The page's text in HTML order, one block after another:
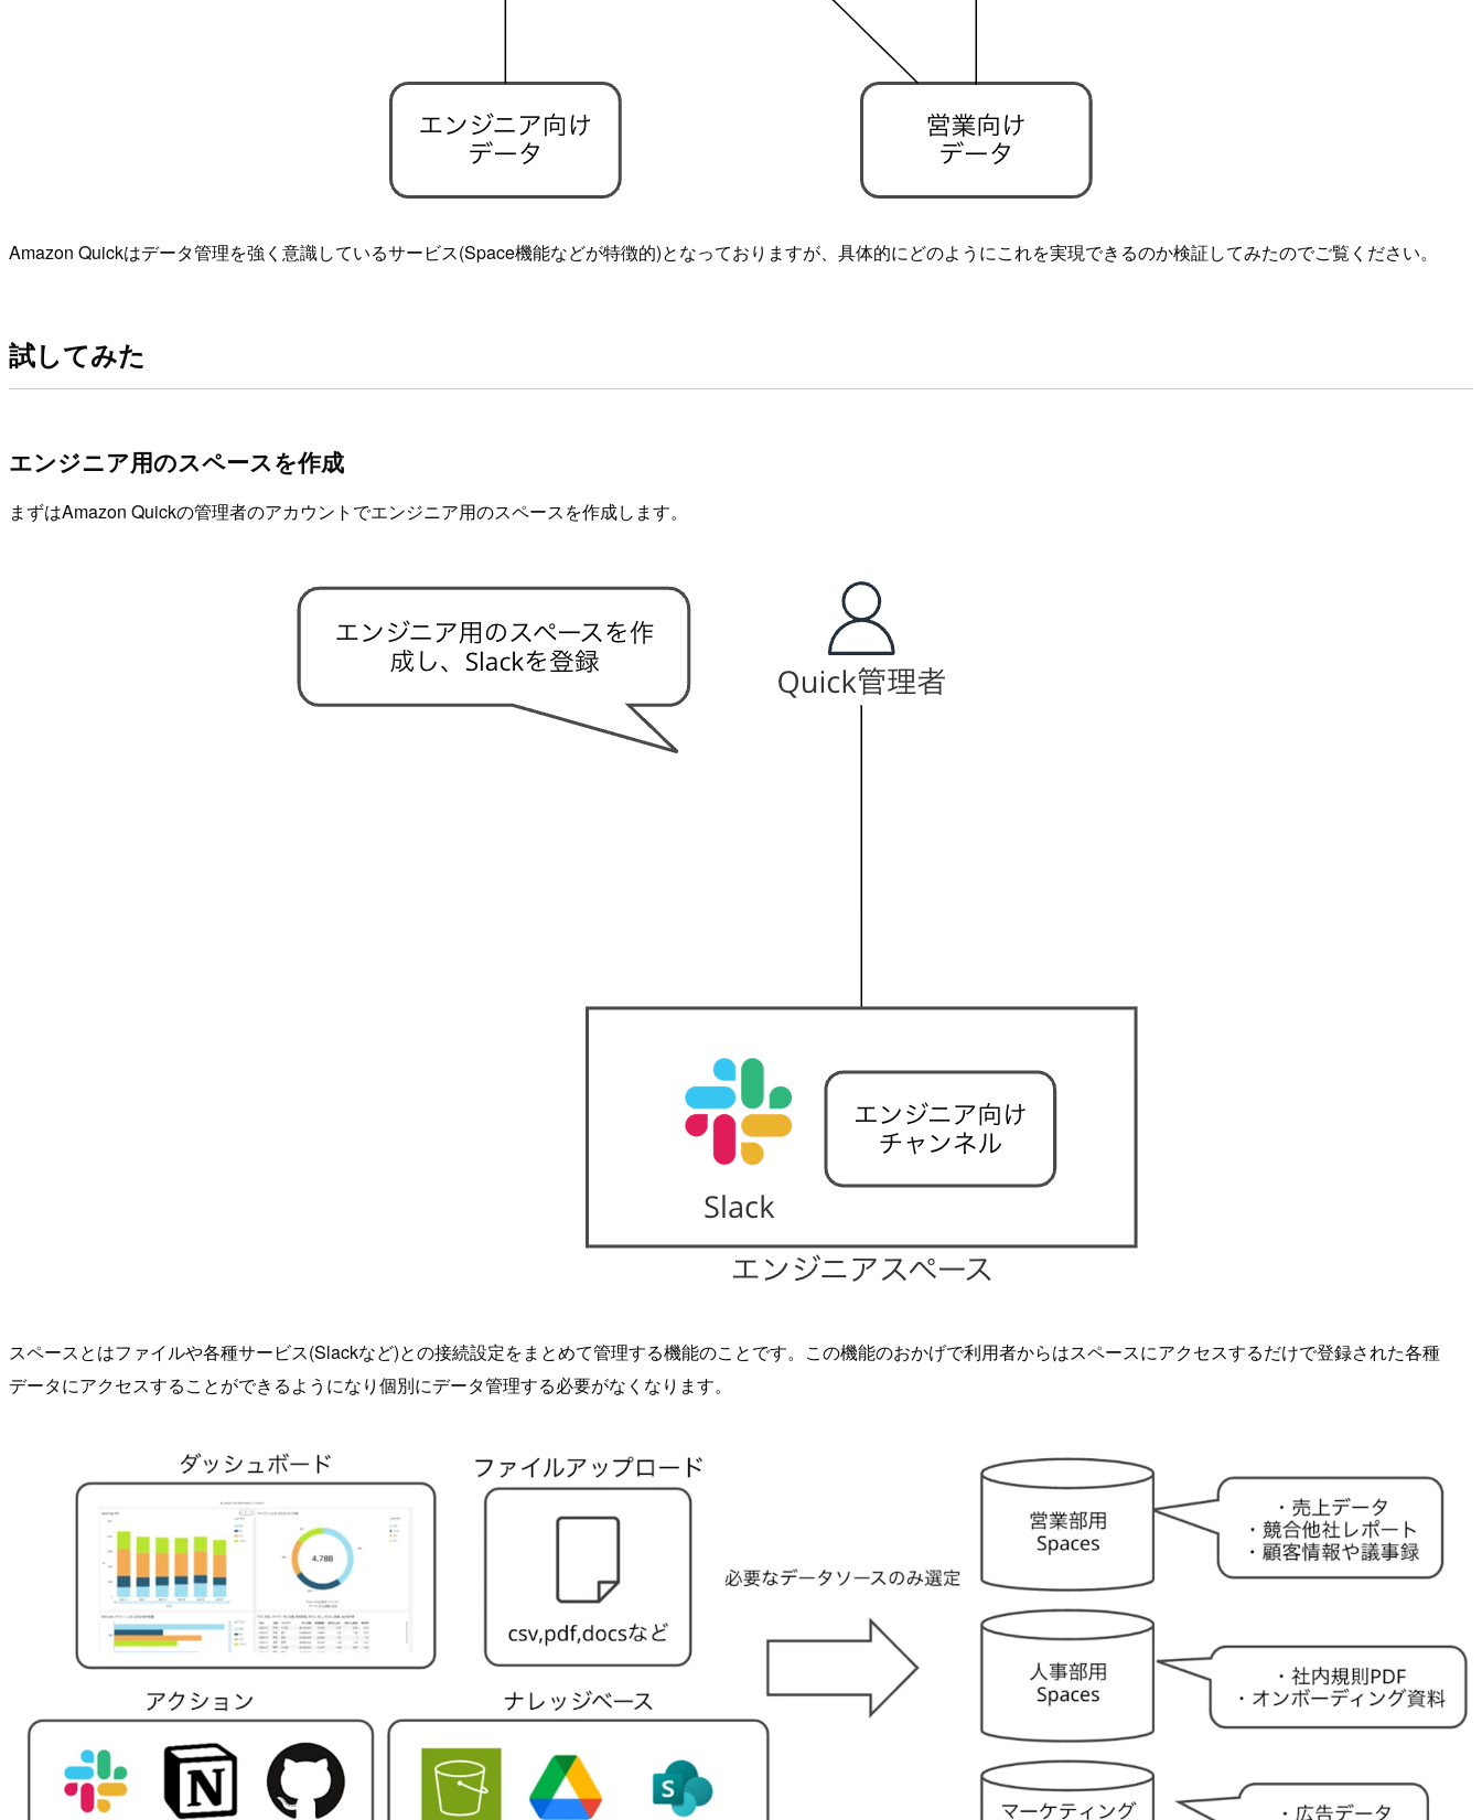
Amazon Quickはデータ管理を強く意識しているサービス(Space機能などが特徴的)となっておりますが、具体的にどのようにこれを実現できるのか検証してみたのでご覧ください。
試してみた
エンジニア用のスペースを作成
まずはAmazon Quickの管理者のアカウントでエンジニア用のスペースを作成します。
スペースとはファイルや各種サービス(Slackなど)との接続設定をまとめて管理する機能のことです。この機能のおかげで利用者からはスペースにアクセスするだけで登録された各種
データにアクセスすることができるようになり個別にデータ管理する必要がなくなります。